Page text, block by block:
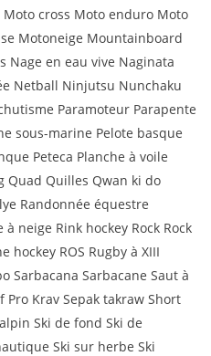
cross Moto enduro Moto
Motoneige Mountainboard
Nage en eau vive Naginata
Netball Ninjutsu Nunchaku
Paramoteur Parapente
sous-marine Pelote basque
Peteca Planche à voile
Quad Quilles Qwan ki do
Randonnée équestre
neige Rink hockey Rock Rock
ROS Rugby à XIII
Sarbacana Sarbacane Saut à
Pro Krav Sepak takraw Short
Ski de fond Ski de
Ski sur herbe Ski